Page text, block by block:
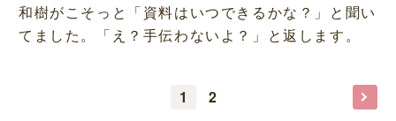
和樹がこそっと「資料はいつできるかな？」と聞い
てました。「え？手伝わないよ？」と返します。
1 2